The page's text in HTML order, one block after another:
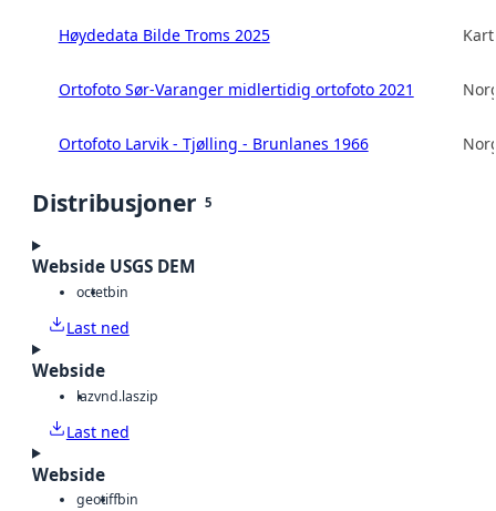
Høydedata Bilde Troms 2025
Ortofoto Sør-Varanger midlertidig ortofoto 2021
Ortofoto Larvik - Tjølling - Brunlanes 1966
Distribusjoner 5
Webside USGS DEM
octetbin
Last ned
Webside
lazvnd.laszip
Last ned
Webside
geotiffbin